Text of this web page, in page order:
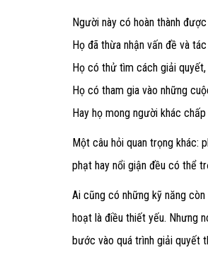
Người này có hoàn thành
Họ đã thừa nhận vấn đề và
Họ có thử tìm cách giải
Họ có tham gia vào những
Hay họ mong người khác
Một câu hỏi quan trọng khác:
phạt hay nổi giận đều có thể
Ai cũng có những kỹ năng
hoạt là điều thiết yếu. Nhưng
bước vào quá trình giải quyết